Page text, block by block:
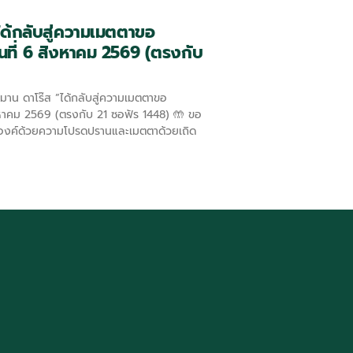
กลับสู่ความเมตตาขอ
ที่ 6 สิงหาคม 2569 (ตรงกับ
คม 2569 (ตรงกับ 21 ซอฟัร 1448) 🤲 ขอ
ด้วยความโปรดปรานและเมตตาด้วยเถิด